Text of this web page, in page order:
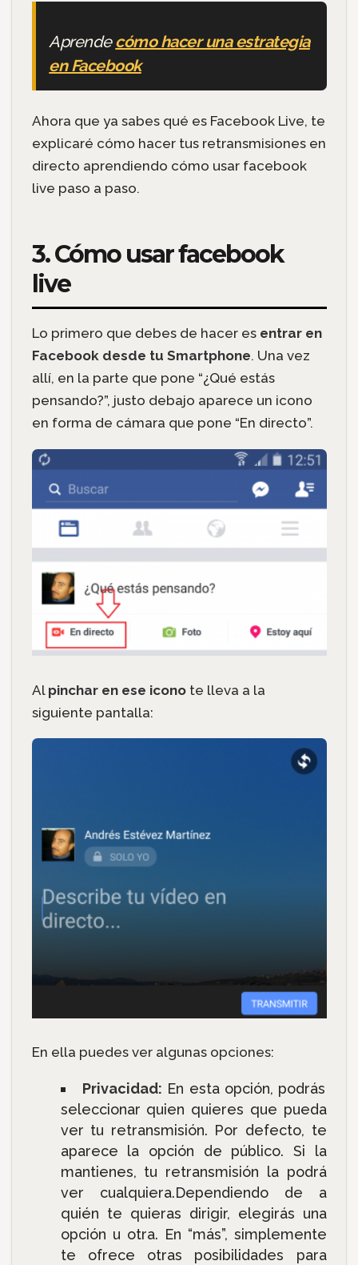
Aprendecómo hacer una estrategia
en Facebook
Ahora que ya sabes qué es Facebook Live, te
explicaré cómo hacer tus retransmisiones en
directo aprendiendo cómo usar facebook
live paso a paso.
3. Cómo usar facebook
live
Lo primero que debes de hacer es entrar en
Facebook desde tu Smartphone. Una vez
allí, en la parte que pone “¿Qué estás
pensando?”, justo debajo aparece un icono
en forma de cámara que pone “En directo”.
Al pinchar en ese iconote lleva a la
siguiente pantalla:
En ella puedes ver algunas opciones:
Privacidad: En esta opción, podrás
seleccionar quien quieres que pueda
ver tu retransmisión. Por defecto, te
aparece la opción de público. Si la
mantienes, tu retransmisión la podrá
ver cualquiera.Dependiendo de a
quién te quieras dirigir, elegirás una
opción u otra. En “más”, simplemente
te ofrece otras posibilidades para